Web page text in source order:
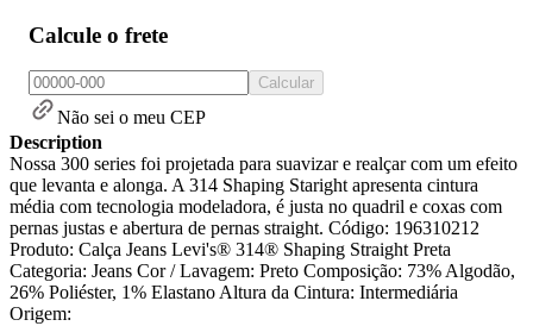
Calcule o frete
Calcular
Não sei o meu CEP
Description
Nossa 300 series foi projetada para suavizar e realçar com um efeito
que levanta e alonga. A 314 Shaping Staright apresenta cintura
média com tecnologia modeladora, é justa no quadril e coxas com
pernas justas e abertura de pernas straight. Código: 196310212
Produto: Calça Jeans Levi's® 314® Shaping Straight Preta
Categoria: Jeans Cor / Lavagem: Preto Composição: 73% Algodão,
26% Poliéster, 1% Elastano Altura da Cintura: Intermediária
Origem: